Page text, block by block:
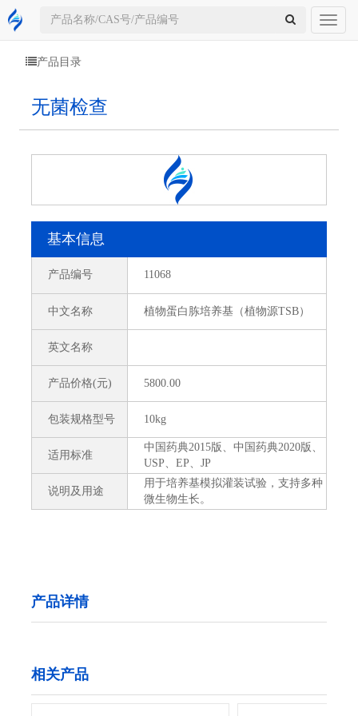
Toggle
产品目录
无菌检查
基本信息
产品编号 11068
中文名称 植物蛋白胨培养基（植物源TSB）
英文名称
产品价格(元) 5800.00
包装规格型号 10kg
适用标准
中国药典2015版、中国药典2020版、
USP、EP、JP
说明及用途
用于培养基模拟灌装试验，支持多种
微生物生长。
产品详情
相关产品